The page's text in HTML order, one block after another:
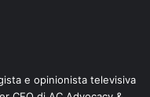
e opinionista televisiva